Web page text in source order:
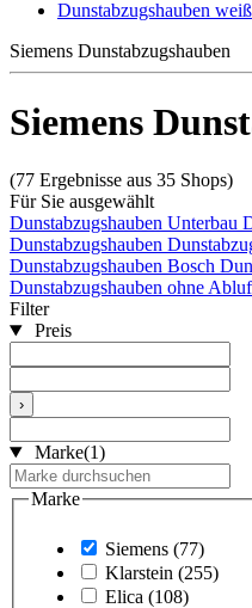
Dunstabzugshauben weiß
Siemens Dunstabzugshauben
Siemens
(77 Ergebnisse aus 35 Shops)
Für Sie ausgewählt
Dunstabzugshauben Unterbau
Dunstabzugshauben
Dunstabzugshauben Bosch
Dunstabzugshauben ohne
Filter
Preis
›
Marke(1)
Marke
Siemens (77)
Klarstein (255)
Elica (108)